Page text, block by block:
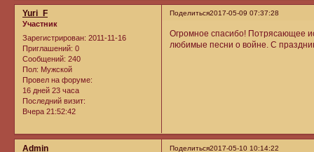
Поделиться2017-05-09 07:37:28
Yuri_F
Участник
Зарегистрирован: 2011-11-16
Приглашений: 0
Сообщений: 240
Пол: Мужской
Провел на форуме:
16 дней 23 часа
Последний визит:
Вчера 21:52:42
Огромное спасибо! Потрясающее
любимые песни о войне. С
Поделиться2017-05-10 10:14:22
Admin